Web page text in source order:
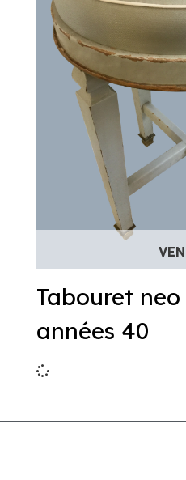
Tabouret
années 40